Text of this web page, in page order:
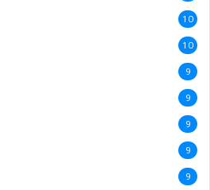
10
10
9
9
9
9
9